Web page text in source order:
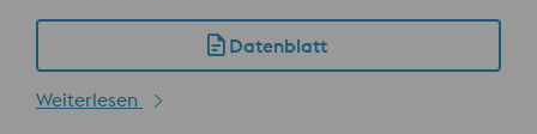
Datenblatt
Weiterlesen